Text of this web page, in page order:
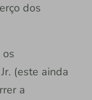
dos
(este ainda
a